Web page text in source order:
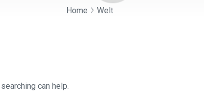
Home Welt
can help.